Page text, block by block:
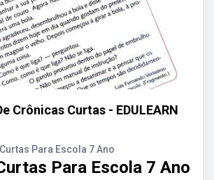
Crônicas Curtas - EDULEARN
Para Escola 7 Ano
Para Escola 7 Ano